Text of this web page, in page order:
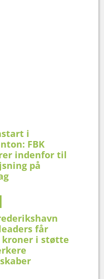
i
FBK
indenfor til
på
får
kroner i støtte